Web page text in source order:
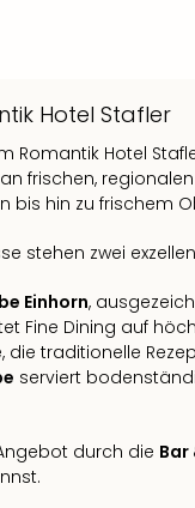
Hotel Stafler
Romantik Hotel
an frischen,
bis hin zu frischem
stehen zwei
Einhorn,
Fine Dining auf
die traditionelle
serviert
durch die Bar